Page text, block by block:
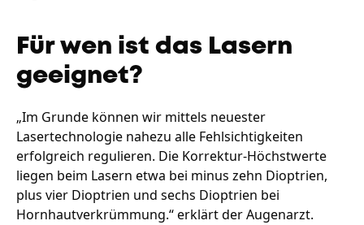
Für wen ist das Lasern
geeignet?
„Im Grunde können wir mittels neuester
Lasertechnologie nahezu alle Fehlsichtigkeiten
erfolgreich regulieren. Die Korrektur-Höchstwerte
liegen beim Lasern etwa bei minus zehn Dioptrien,
plus vier Dioptrien und sechs Dioptrien bei
Hornhautverkrümmung.“ erklärt der Augenarzt.